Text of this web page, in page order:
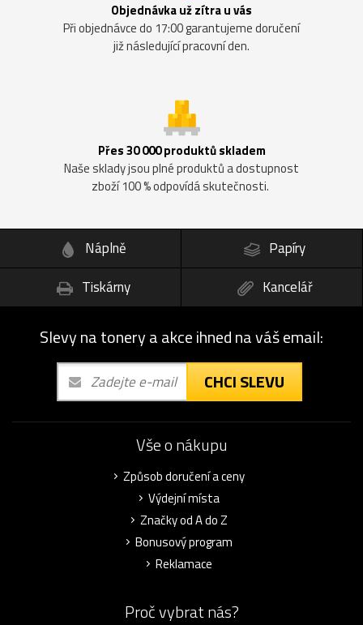
Objednávka už zítra u vás
Při objednávce do 17:00 garantujeme doručení
již následující pracovní den.
Přes 30 000 produktů skladem
Naše sklady jsou plné produktů a dostupnost
zboží 100 % odpovídá skutečnosti.
Náplně
Papíry
Tiskárny
Kancelář
Slevy na tonery a akce ihned na váš email:
CHCI SLEVU
Vše o nákupu
Způsob doručení a ceny
Výdejní místa
Značky od A do Z
Bonusový program
Reklamace
Proč vybrat nás?